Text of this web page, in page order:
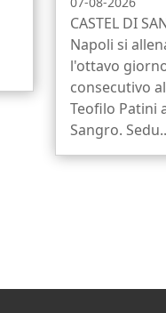
CASTEL DI
Napoli si
l'ottavo
consecutivo
Teofilo Patini
Sangro.